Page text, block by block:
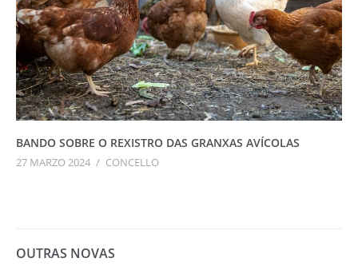
BANDO SOBRE O REXISTRO DAS GRANXAS AVÍCOLAS
27 MARZO 2024 / CONCELLO
OUTRAS NOVAS